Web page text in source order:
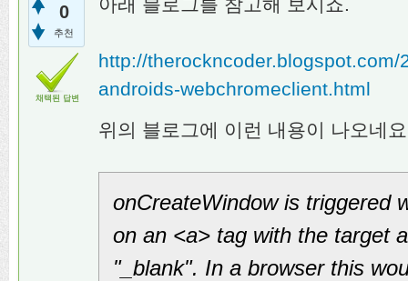
0
추천
채택된 답변
http://
androids-webchromeclient.html
위의 블로그에 이런 내용이 나오네
onCreateWindow is triggered
on an <a> tag with the target
"_blank". In a browser this